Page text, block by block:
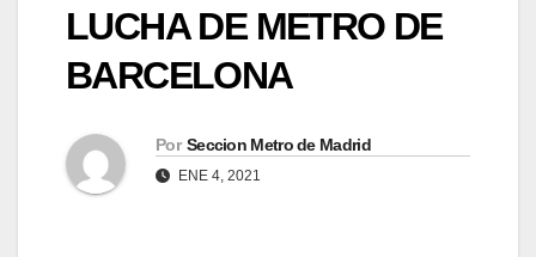
LUCHA DE METRO DE
BARCELONA
Por Seccion Metro de Madrid
ENE 4, 2021